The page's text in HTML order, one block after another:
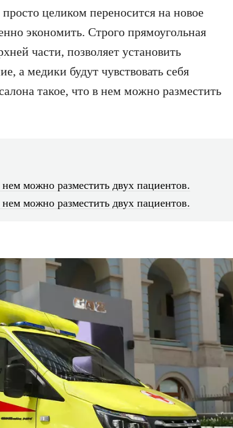
целиком переносится на новое
экономить. Строго прямоугольная
части, позволяет установить
а медики будут чувствовать себя
такое, что в нем можно разместить
можно разместить двух пациентов.
можно разместить двух пациентов.